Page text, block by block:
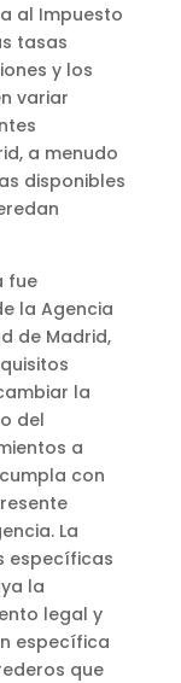
al Impuesto
tasas
y los
variar
a menudo
disponibles
fue
la Agencia
de Madrid,
la
del
a
con
La
específicas
la
legal y
específica
que